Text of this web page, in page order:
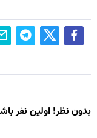
بدون نظر! اولین نفر